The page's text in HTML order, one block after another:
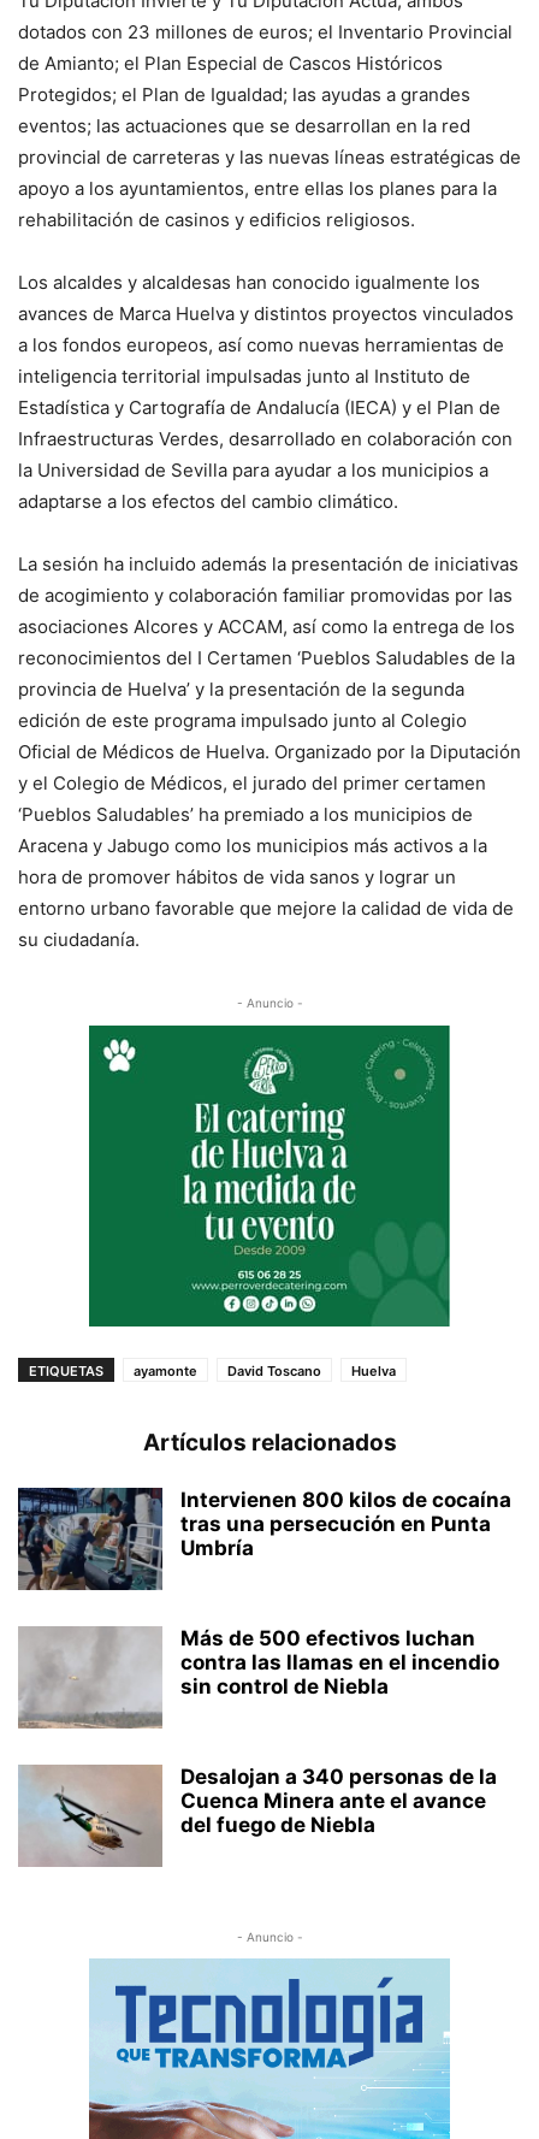
dotados con 23 millones de euros; el Inventario Provincial
de Amianto; el Plan Especial de Cascos Históricos
Protegidos; el Plan de Igualdad; las ayudas a grandes
eventos; las actuaciones que se desarrollan en la red
provincial de carreteras y las nuevas líneas estratégicas de
apoyo a los ayuntamientos, entre ellas los planes para la
rehabilitación de casinos y edificios religiosos.
Los alcaldes y alcaldesas han conocido igualmente los
avances de Marca Huelva y distintos proyectos vinculados
a los fondos europeos, así como nuevas herramientas de
inteligencia territorial impulsadas junto al Instituto de
Estadística y Cartografía de Andalucía (IECA) y el Plan de
Infraestructuras Verdes, desarrollado en colaboración con
la Universidad de Sevilla para ayudar a los municipios a
adaptarse a los efectos del cambio climático.
La sesión ha incluido además la presentación de iniciativas
de acogimiento y colaboración familiar promovidas por las
asociaciones Alcores y ACCAM, así como la entrega de los
reconocimientos del I Certamen ‘Pueblos Saludables de la
provincia de Huelva’ y la presentación de la segunda
edición de este programa impulsado junto al Colegio
Oficial de Médicos de Huelva. Organizado por la Diputación
y el Colegio de Médicos, el jurado del primer certamen
‘Pueblos Saludables’ ha premiado a los municipios de
Aracena y Jabugo como los municipios más activos a la
hora de promover hábitos de vida sanos y lograr un
entorno urbano favorable que mejore la calidad de vida de
su ciudadanía.
- Anuncio -
ETIQUETAS ayamonte David Toscano Huelva
Artículos relacionados
Intervienen 800 kilos de cocaína
tras una persecución en Punta
Umbría
Más de 500 efectivos luchan
contra las llamas en el incendio
sin control de Niebla
Desalojan a 340 personas de la
Cuenca Minera ante el avance
del fuego de Niebla
- Anuncio -